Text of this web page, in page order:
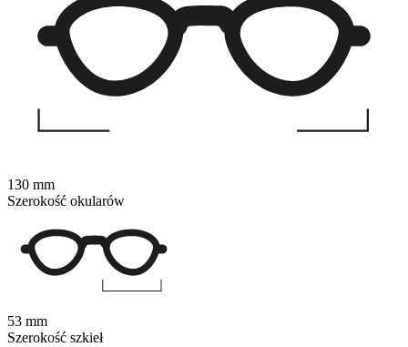
130 mm
Szerokość okularów
53 mm
Szerokość szkieł